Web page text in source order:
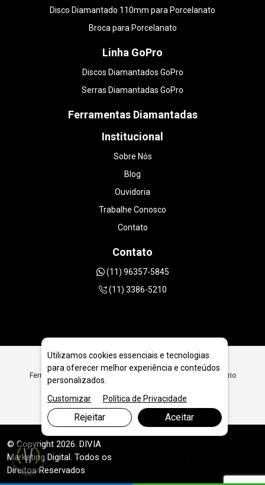
Disco Diamantado 110mm para Porcelanato
Broca para Porcelanato
Linha GoPro
Discos Diamantados GoPro
Serras Diamantadas GoPro
Ferramentas Diamantadas
Institucional
Sobre Nós
Blog
Ouvidoria
Trabalhe Conosco
Contato
Contato
(11) 96357-5845
(11) 3386-5210
Ferramentas Diamantadas para Pisos Industriais em Balneário
© Copyright 2026. DIVIA
Marketing Digital. Todos os
Direitos Reservados
Utilizamos cookies essenciais e tecnologias
para oferecer melhor experiência e conteúdos
personalizados.
Customizar
Política de Privacidade
Rejeitar Aceitar